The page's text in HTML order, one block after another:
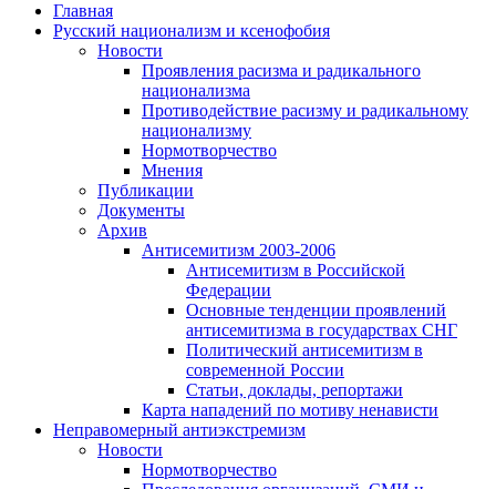
Главная
Русский национализм и ксенофобия
Новости
Проявления расизма и радикального
национализма
Противодействие расизму и радикальному
национализму
Нормотворчество
Мнения
Публикации
Документы
Архив
Антисемитизм 2003-2006
Антисемитизм в Российской
Федерации
Основные тенденции проявлений
антисемитизма в государствах СНГ
Политический антисемитизм в
современной России
Статьи, доклады, репортажи
Карта нападений по мотиву ненависти
Неправомерный антиэкстремизм
Новости
Нормотворчество